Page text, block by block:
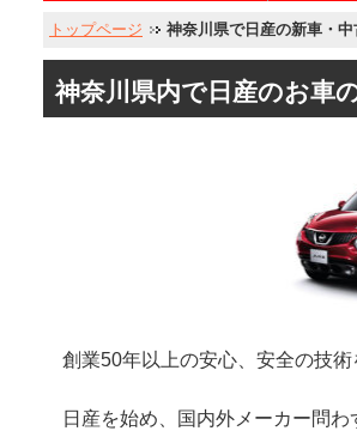
二宮営業所
マイカーセンター
新車・中古車販売 エコカ
クリー
オスス
中古車買取査定
車検整備 車検見
車検切
指定自
鈑金塗装
レンタカー
レッカーサービス
車の維持費を節約
EV充電スタンド
トップページ 神奈川県で日産の新車・
神奈川県内で日産のお車
創業50年以上の安心、安全の技術
日産を始め、国内外メーカー問わ